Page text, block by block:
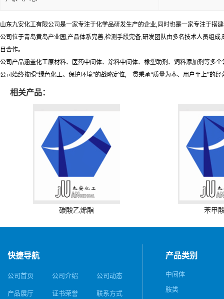
山东九安化工有限公司是一家专注于化学品研发生产的企业,同时也是一家专注于搭
公司位于青岛黄岛产业园,产品体系完善,检测手段完备,研发团队由多名技术人员组
目合作。
公司产品涵盖化工原材料、医药中间体、涂料中间体、橡塑助剂、饲料添加剂等多
公司始终按照“绿色化工、保护环境”的战略定位,一贯秉承“质量为本、用户至上”的
相关产品：
碳酸乙烯酯 苯甲
快捷导航
公司首页 公司介绍 公司动态
产品展厅 证书荣誉 联系方式
产品类别
中间体
胺类